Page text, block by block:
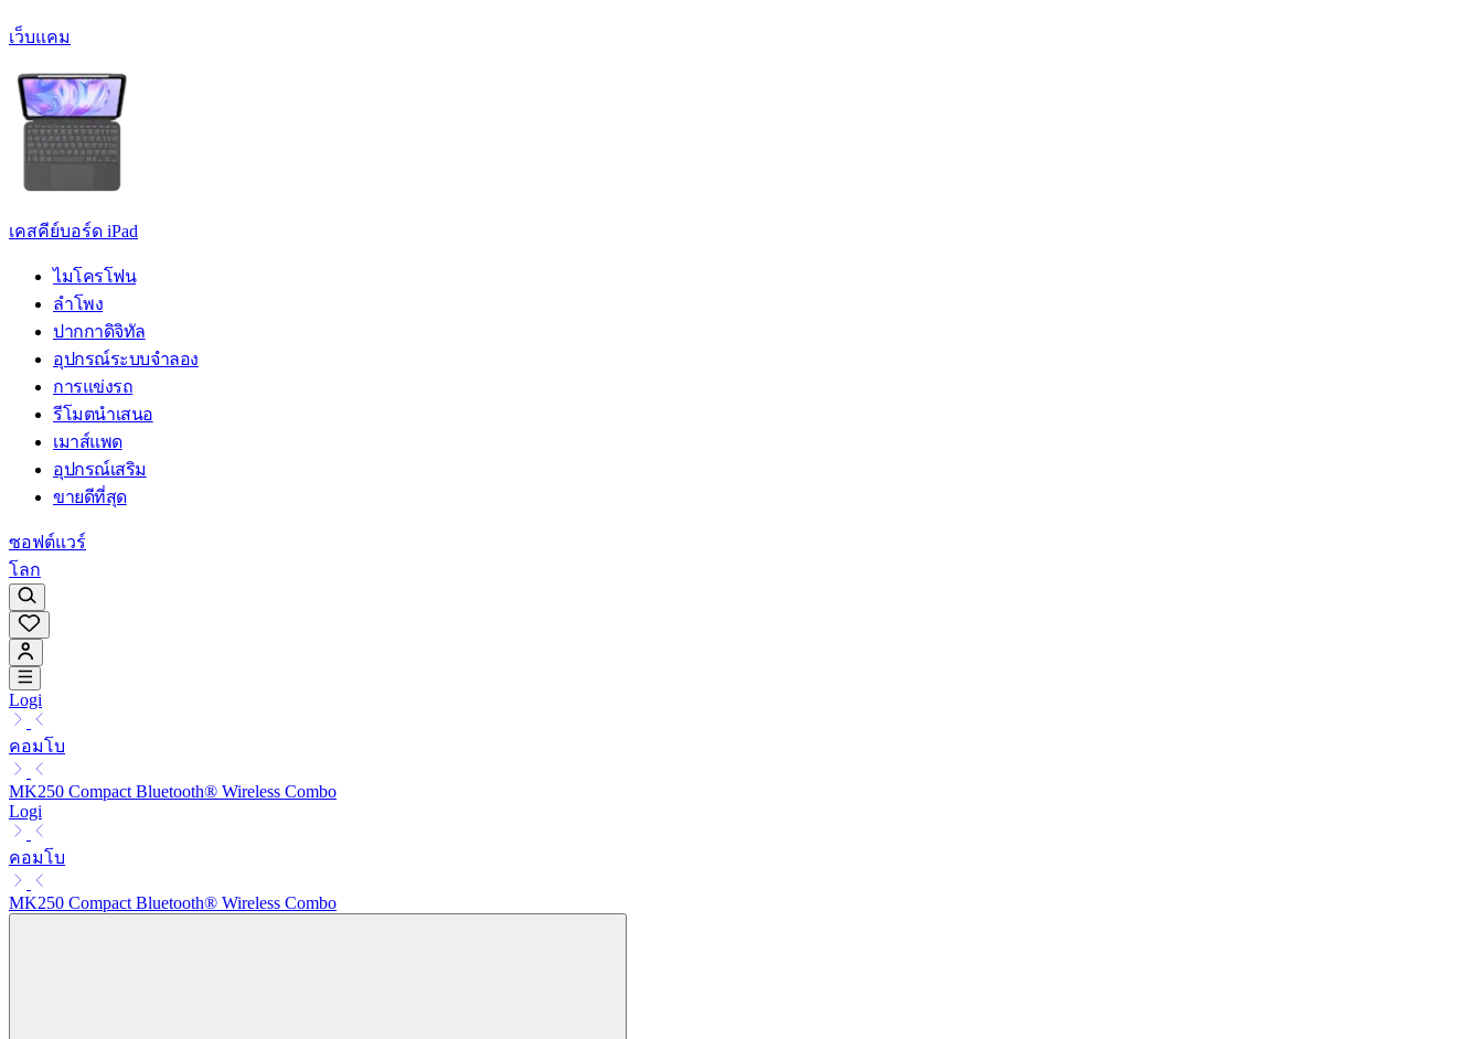
เว็บแคม
เคสคีย์บอร์ด iPad
ไมโครโฟน
ลำโพง
ปากกาดิจิทัล
อุปกรณ์ระบบจำลอง
การแข่งรถ
รีโมตนำเสนอ
เมาส์แพด
อุปกรณ์เสริม
ขายดีที่สุด
ซอฟต์แวร์
โลก
Logi
คอมโบ
MK250 Compact Bluetooth® Wireless Combo
Logi
คอมโบ
MK250 Compact Bluetooth® Wireless Combo